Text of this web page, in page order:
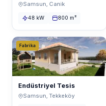
Samsun, Canik
48 kW 800 m²
Fabrika
Endüstriyel Tesis
Samsun, Tekkeköy